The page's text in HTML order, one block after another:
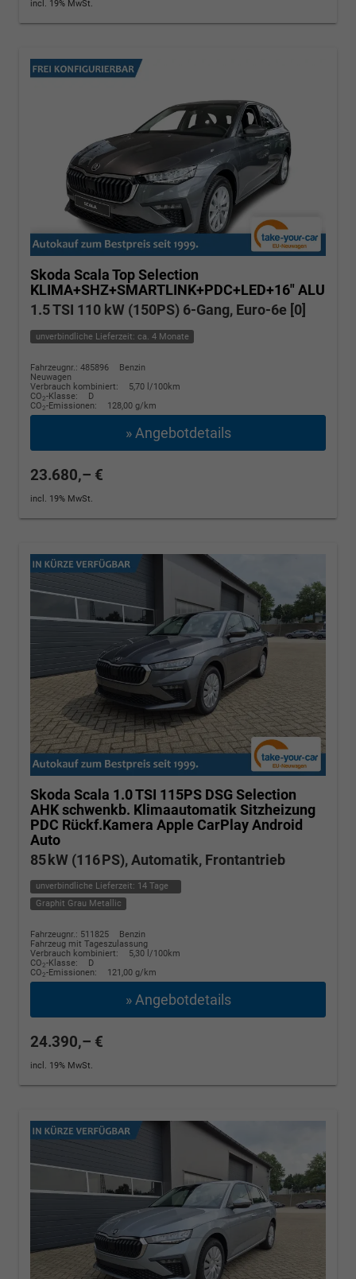
incl. 19% MwSt.
Skoda ScalaTop Selection
KLIMA+SHZ+SMARTLINK+PDC+LED+16" ALU
1.5 TSI 110 kW (150PS) 6-Gang, Euro-6e [0]
unverbindliche Lieferzeit: ca. 4 Monate
Fahrzeugnr.: 485896
Benzin
Neuwagen
Verbrauch kombiniert:
5,70 l/100km
CO2-Klasse:
D
CO2-Emissionen: 128,00 g/km
» Angebotdetails
23.680,– €
incl. 19% MwSt.
Skoda Scala 1.0 TSI 115PS DSG Selection
AHK schwenkb. Klimaautomatik Sitzheizung
PDC Rückf.Kamera Apple CarPlay Android
Auto
85 kW (116 PS), Automatik, Frontantrieb
unverbindliche Lieferzeit: 14 Tage
Graphit Grau Metallic
Fahrzeugnr.: 511825
Benzin
Fahrzeug mit Tageszulassung
Verbrauch kombiniert:
5,30 l/100km
CO2-Klasse:
D
CO2-Emissionen: 121,00 g/km
» Angebotdetails
24.390,– €
incl. 19% MwSt.